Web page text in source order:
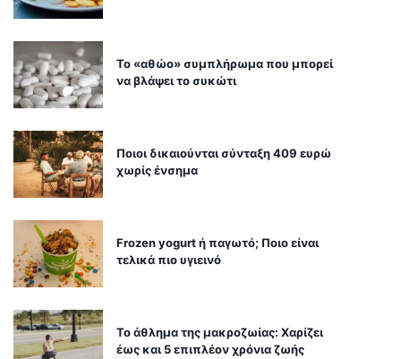
Το «αθώο» συμπλήρωμα που μπορεί
να βλάψει το συκώτι
Ποιοι δικαιούνται σύνταξη 409 ευρώ
χωρίς ένσημα
Frozen yogurt ή παγωτό; Ποιο είναι
τελικά πιο υγιεινό
Το άθλημα της μακροζωίας: Χαρίζει
έως και 5 επιπλέον χρόνια ζωής